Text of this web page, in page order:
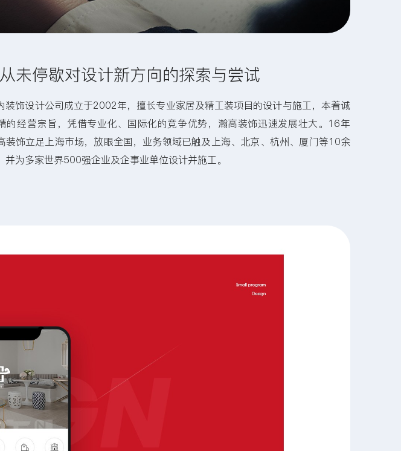
未停歇对设计新方向的探索与尝试
装饰设计公司成立于2002年，擅长专业家居及精工装项目的设计与施工，本着诚
的经营宗旨，凭借专业化、国际化的竞争优势，瀚高装饰迅速发展壮大。16年
装饰立足上海市场，放眼全国，业务领域已触及上海、北京、杭州、厦门等10余
并为多家世界500强企业及企事业单位设计并施工。